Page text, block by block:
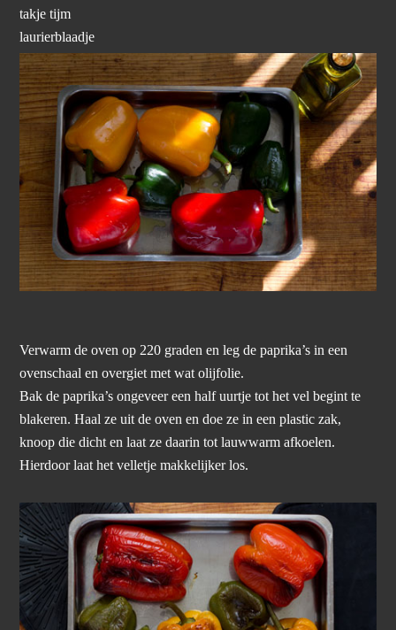
takje tijm
laurierblaadje
Verwarm de oven op 220 graden en leg de paprika’s in een
ovenschaal en overgiet met wat olijfolie.
Bak de paprika’s ongeveer een half uurtje tot het vel begint te
blakeren. Haal ze uit de oven en doe ze in een plastic zak,
knoop die dicht en laat ze daarin tot lauwwarm afkoelen.
Hierdoor laat het velletje makkelijker los.